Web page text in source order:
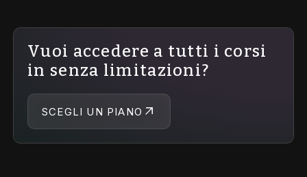
Vuoi accedere a tutti i corsi
in senza limitazioni?
SCEGLI UN PIANO
Il servizio di banchetto: Ruoli ed